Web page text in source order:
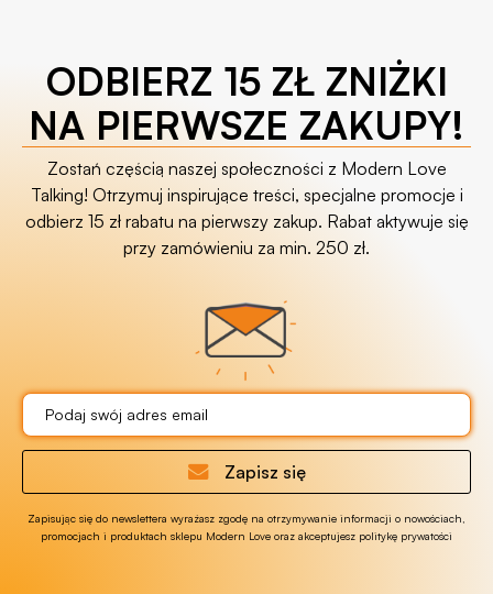
ODBIERZ 15 ZŁ ZNIŻKI
NA PIERWSZE ZAKUPY!
Zostań częścią naszej społeczności z Modern Love
Talking! Otrzymuj inspirujące treści, specjalne promocje i
odbierz 15 zł rabatu na pierwszy zakup. Rabat aktywuje się
przy zamówieniu za min. 250 zł.
Zapisz się
Zapisując się do newslettera wyrażasz zgodę na otrzymywanie informacji o nowościach,
promocjach i produktach sklepu Modern Love oraz akceptujesz politykę prywatości